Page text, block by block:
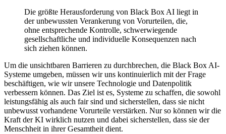
Die größte Herausforderung von Black Box AI liegt in
der unbewussten Verankerung von Vorurteilen, die,
ohne entsprechende Kontrolle, schwerwiegende
gesellschaftliche und individuelle Konsequenzen nach
sich ziehen können.
Um die unsichtbaren Barrieren zu durchbrechen, die Black Box AI-
Systeme umgeben, müssen wir uns kontinuierlich mit der Frage
beschäftigen, wie wir unsere Technologie und Datenpolitik
verbessern können. Das Ziel ist es, Systeme zu schaffen, die sowohl
leistungsfähig als auch fair sind und sicherstellen, dass sie nicht
unbewusst vorhandene Vorurteile verstärken. Nur so können wir die
Kraft der KI wirklich nutzen und dabei sicherstellen, dass sie der
Menschheit in ihrer Gesamtheit dient.